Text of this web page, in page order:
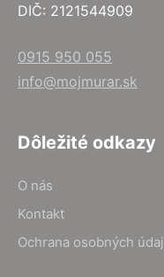
DIČ: 2121544909
0915 950 055
info@mojmurar.sk
Dôležité odkazy
O nás
Kontakt
Ochrana osobných